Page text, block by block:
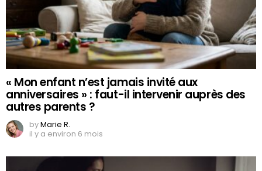
« Mon enfant n’est jamais invité aux
anniversaires » : faut-il intervenir auprès des
autres parents ?
byMarie R.
il y a environ 6 mois